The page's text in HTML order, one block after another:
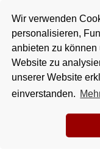
Wir verwenden
personalisieren,
anbieten zu
Website zu
unserer Website
einverstanden.